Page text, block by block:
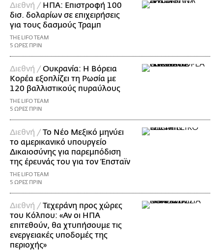
Διεθνή / ΗΠΑ: Επιστροφή 100
δισ. δολαρίων σε επιχειρήσεις
για τους δασμούς Τραμπ
THE LIFO TEAM
5 ΩΡΕΣ ΠΡΙΝ
Διεθνή /Ουκρανία: Η Βόρεια
Κορέα εξοπλίζει τη Ρωσία με
120 βαλλιστικούς πυραύλους
THE LIFO TEAM
5 ΩΡΕΣ ΠΡΙΝ
Διεθνή /Το Νέο Μεξικό μηνύει
το αμερικανικό υπουργείο
Δικαιοσύνης για παρεμπόδιση
της έρευνάς του για τον Έπσταϊν
THE LIFO TEAM
5 ΩΡΕΣ ΠΡΙΝ
Διεθνή /Τεχεράνη προς χώρες
του Κόλπου: «Αν οι ΗΠΑ
επιτεθούν, θα χτυπήσουμε τις
ενεργειακές υποδομές της
περιοχής»